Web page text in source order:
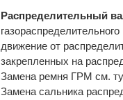
Распределительный
движение от
закрепленных на
Замена ремня ГРМ см.
Замена сальника